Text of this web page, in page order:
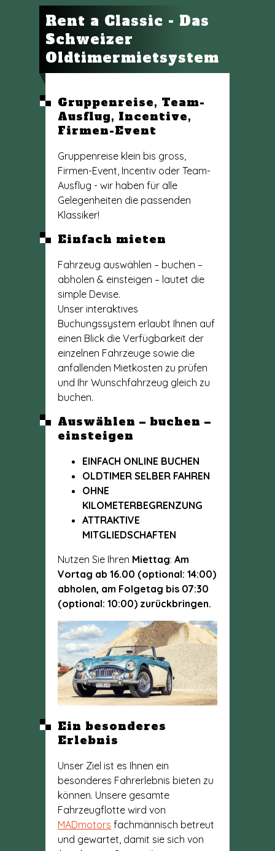
Rent a Classic - Das
Schweizer
Oldtimermietsystem
Gruppenreise, Team-
Ausflug, Incentive,
Firmen-Event
Gruppenreise klein bis gross,
Firmen-Event, Incentiv oder Team-
Ausflug - wir haben für alle
Gelegenheiten die passenden
Klassiker!
Einfach mieten
Fahrzeug auswählen – buchen –
abholen & einsteigen – lautet die
simple Devise.
Unser interaktives
Buchungssystem erlaubt Ihnen auf
einen Blick die Verfügbarkeit der
einzelnen Fahrzeuge sowie die
anfallenden Mietkosten zu prüfen
und Ihr Wunschfahrzeug gleich zu
buchen.
Auswählen – buchen –
einsteigen
EINFACH ONLINE BUCHEN
OLDTIMER SELBER FAHREN
OHNE
KILOMETERBEGRENZUNG
ATTRAKTIVE
MITGLIEDSCHAFTEN
Nutzen Sie Ihren Miettag: Am
Vortag ab 16.00 (optional: 14:00)
abholen, am Folgetag bis 07:30
(optional: 10:00) zurückbringen.
Ein besonderes
Erlebnis
Unser Ziel ist es Ihnen ein
besonderes Fahrerlebnis bieten zu
können. Unsere gesamte
Fahrzeugflotte wird von
MADmotors fachmännisch betreut
und gewartet, damit sie sich von